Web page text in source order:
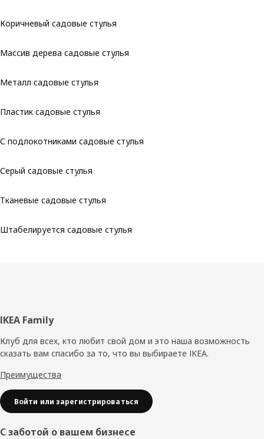
Коричневый садовые стулья
Массив дерева садовые стулья
Металл садовые стулья
Пластик садовые стулья
С подлокотниками садовые стулья
Серый садовые стулья
Тканевые садовые стулья
Штабелируется садовые стулья
Нижний
колонтитул
IKEA Family
Клуб для всех, кто любит свой дом и это наша возможность
сказать вам спасибо за то, что вы выбираете IKEA.
Преимущества
Войти или зарегистрироваться
С заботой о вашем бизнесе